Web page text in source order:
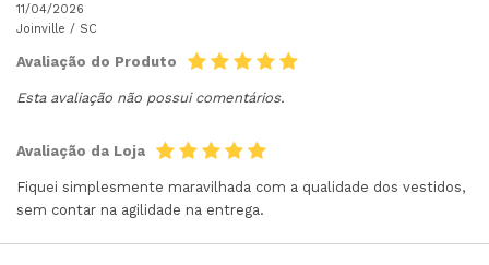
11/04/2026
Joinville / SC
Avaliação do Produto
Esta avaliação não possui comentários.
Avaliação da Loja
Fiquei simplesmente maravilhada com a qualidade dos vestidos,
sem contar na agilidade na entrega.